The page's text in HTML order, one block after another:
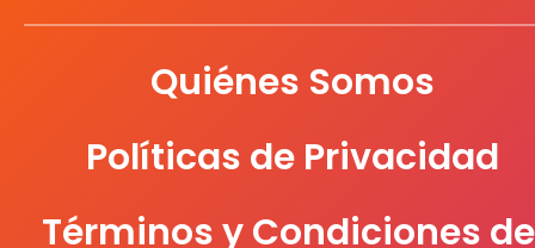
Quiénes Somos
Políticas de Privacidad
Términos y Condiciones